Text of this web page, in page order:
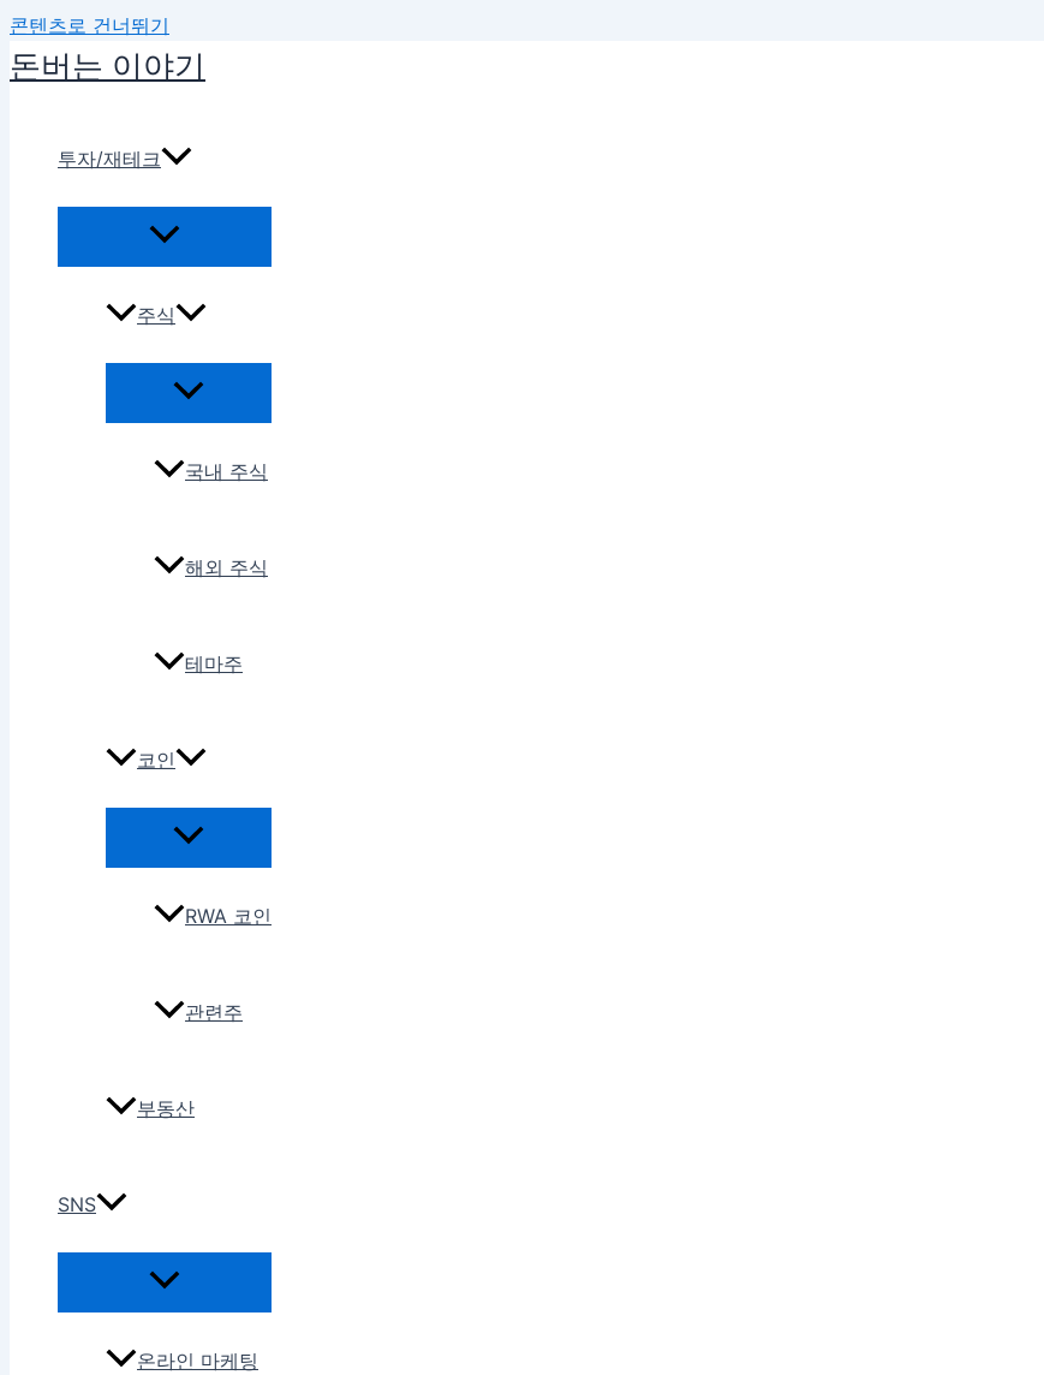
콘텐츠로 건너뛰기
돈버는 이야기
투자/재테크
주식
국내 주식
해외 주식
테마주
코인
RWA 코인
관련주
부동산
SNS
온라인 마케팅